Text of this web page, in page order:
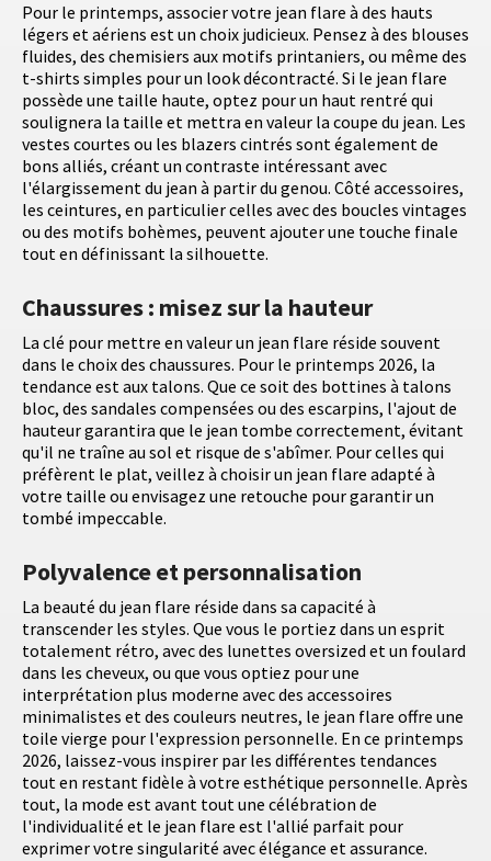
Pour le printemps, associer votre jean flare à des hauts
légers et aériens est un choix judicieux. Pensez à des blouses
fluides, des chemisiers aux motifs printaniers, ou même des
t-shirts simples pour un look décontracté. Si le jean flare
possède une taille haute, optez pour un haut rentré qui
soulignera la taille et mettra en valeur la coupe du jean. Les
vestes courtes ou les blazers cintrés sont également de
bons alliés, créant un contraste intéressant avec
l'élargissement du jean à partir du genou. Côté accessoires,
les ceintures, en particulier celles avec des boucles vintages
ou des motifs bohèmes, peuvent ajouter une touche finale
tout en définissant la silhouette.
Chaussures : misez sur la hauteur
La clé pour mettre en valeur un jean flare réside souvent
dans le choix des chaussures. Pour le printemps 2026, la
tendance est aux talons. Que ce soit des bottines à talons
bloc, des sandales compensées ou des escarpins, l'ajout de
hauteur garantira que le jean tombe correctement, évitant
qu'il ne traîne au sol et risque de s'abîmer. Pour celles qui
préfèrent le plat, veillez à choisir un jean flare adapté à
votre taille ou envisagez une retouche pour garantir un
tombé impeccable.
Polyvalence et personnalisation
La beauté du jean flare réside dans sa capacité à
transcender les styles. Que vous le portiez dans un esprit
totalement rétro, avec des lunettes oversized et un foulard
dans les cheveux, ou que vous optiez pour une
interprétation plus moderne avec des accessoires
minimalistes et des couleurs neutres, le jean flare offre une
toile vierge pour l'expression personnelle. En ce printemps
2026, laissez-vous inspirer par les différentes tendances
tout en restant fidèle à votre esthétique personnelle. Après
tout, la mode est avant tout une célébration de
l'individualité et le jean flare est l'allié parfait pour
exprimer votre singularité avec élégance et assurance.